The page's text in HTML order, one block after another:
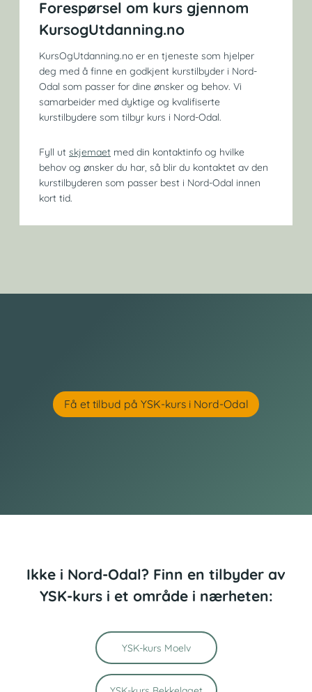
Forespørsel om kurs gjennom
KursogUtdanning.no
KursOgUtdanning.no er en tjeneste som hjelper
deg med å finne en godkjent kurstilbyder i Nord-
Odal som passer for dine ønsker og behov. Vi
samarbeider med dyktige og kvalifiserte
kurstilbydere som tilbyr kurs i Nord-Odal.
Fyll ut skjemaet med din kontaktinfo og hvilke
behov og ønsker du har, så blir du kontaktet av den
kurstilbyderen som passer best i Nord-Odal innen
kort tid.
Få et tilbud på YSK-kurs i Nord-Odal
Ikke i Nord-Odal? Finn en tilbyder av
YSK-kurs i et område i nærheten:
YSK-kurs Moelv